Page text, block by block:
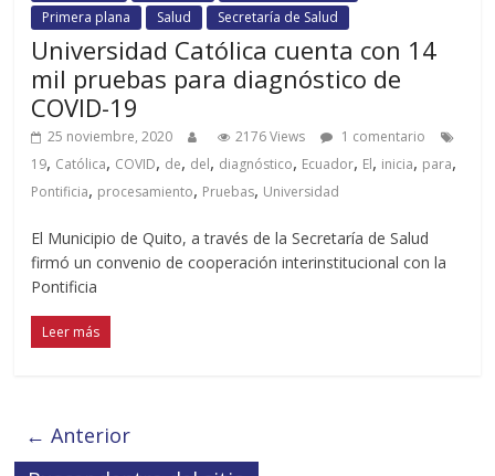
Primera plana
Salud Secretaría de Salud
Universidad Católica cuenta con 14
mil pruebas para diagnóstico de
COVID-19
25 noviembre, 2020 2176 Views
1 comentario
19, Católica, COVID, de, del, diagnóstico, Ecuador, El, inicia, para,
Pontificia, procesamiento, Pruebas, Universidad
El Municipio de Quito, a través de la Secretaría de Salud
firmó un convenio de cooperación interinstitucional con la
Pontificia
Leer más
← Anterior